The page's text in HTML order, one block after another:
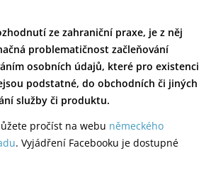
ze zahraniční praxe, je z něj
problematičnost začleňování
osobních údajů, které pro existenci
podstatné, do obchodních či jiných
služby či produktu.
pročíst na webu německého
. Vyjádření Facebooku je dostupné